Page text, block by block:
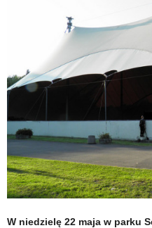
W niedzielę 22 maja w parku